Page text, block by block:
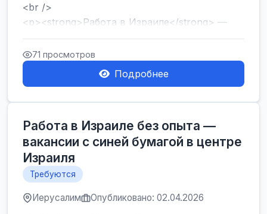
<br />
<p><strong>Работа в Израиле</strong> —
один из самых популярных запросов среди
тех, кто ...
71 просмотров
Подробнее
Работа в Израиле без опыта —
вакансии с синей бумагой в центре
Израиля
Требуются
Иерусалим Опубликовано: 02.04.2026